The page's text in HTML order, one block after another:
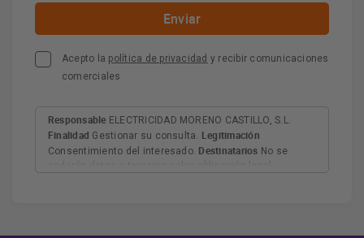
Acepto la política de privacidad y recibir comunicaciones
comerciales
Responsable ELECTRICIDAD MORENO CASTILLO, S.L.
Finalidad Gestionar su consulta. Legitimación
Consentimiento del interesado. Destinatarios No se